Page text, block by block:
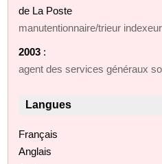
de La Poste
manutentionnaire/trieur
2003 :
agent des services généraux
Langues
Français
Anglais